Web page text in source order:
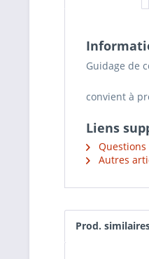
Guidage de
convient à
Liens
Autres
Prod.